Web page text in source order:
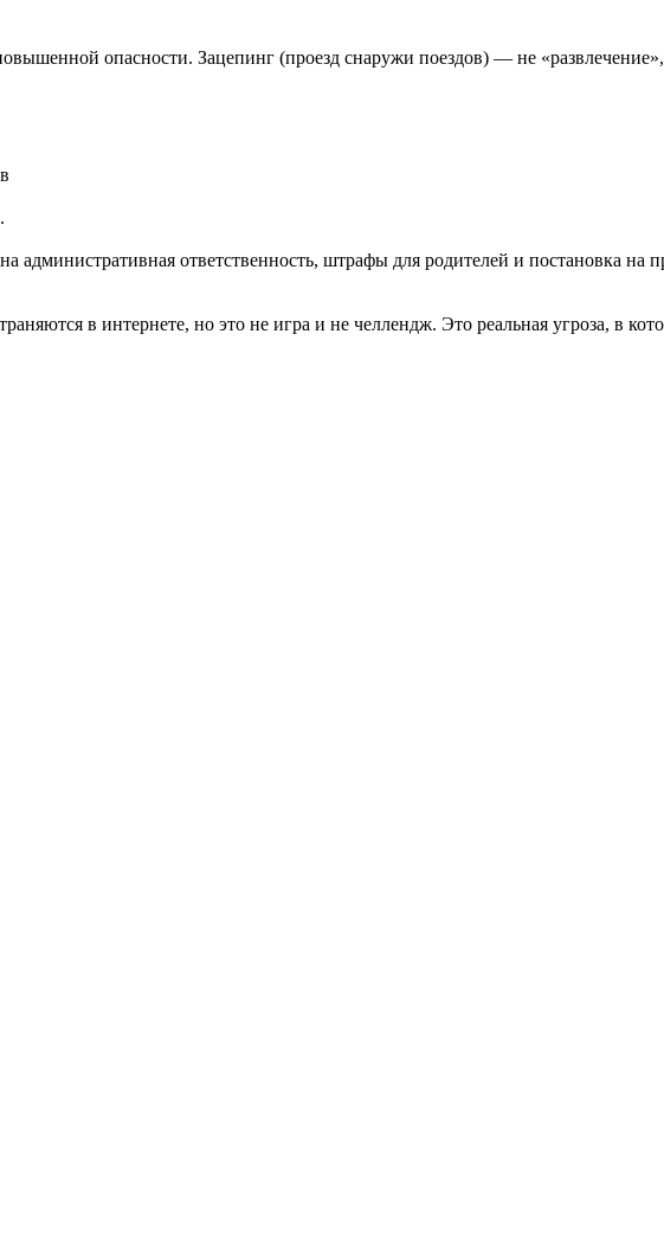
опасности. Зацепинг (проезд снаружи поездов) — не
административная ответственность, штрафы для родителей и постановка на
в интернете, но это не игра и не челлендж. Это реальная угроза, в